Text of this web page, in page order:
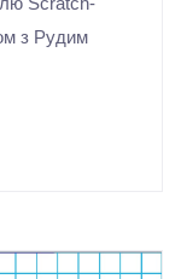
з Рудим